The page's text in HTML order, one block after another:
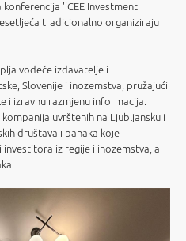
''CEE Investment
tradicionalno organiziraju
vodeće izdavatelje i
Slovenije i inozemstva, pružajući
i izravnu razmjenu informacija.
uvrštenih na Ljubljansku i
društava i banaka koje
iz regije i inozemstva, a